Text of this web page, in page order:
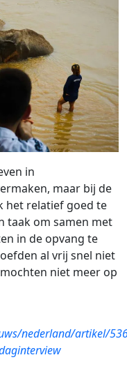
in
maar bij de
het relatief goed te
taak om samen met
in de opvang te
al vrij snel niet
niet meer op
nederland/artikel/